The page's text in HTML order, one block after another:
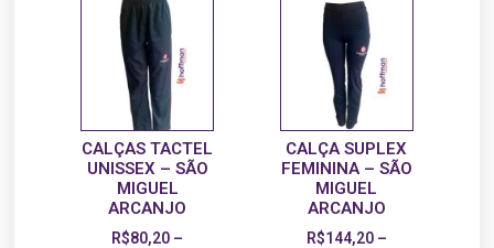
CALÇAS TACTEL
UNISSEX – SÃO
MIGUEL
ARCANJO
R$80,20 –
CALÇA SUPLEX
FEMININA – SÃO
MIGUEL
ARCANJO
R$144,20–